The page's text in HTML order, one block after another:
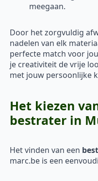
meegaan.
Door het zorgvuldig
nadelen van elk
perfecte match voor
je creativiteit de vrije
met jouw persoonlijke
Het kiezen
bestrater in
Het vinden van een
marc.be is een